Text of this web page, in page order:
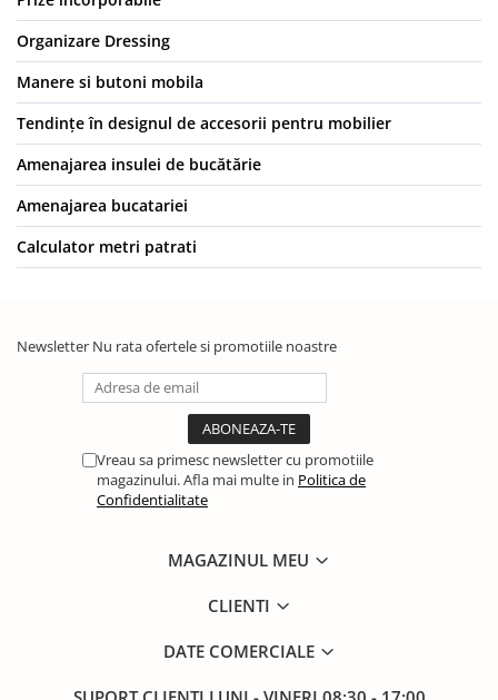
Organizare Dressing
Manere si butoni mobila
Tendințe în designul de accesorii pentru mobilier
Amenajarea insulei de bucătărie
Amenajarea bucatariei
Calculator metri patrati
Newsletter Nu rata ofertele si promotiile noastre
Vreau sa primesc newsletter cu promotiile
magazinului. Afla mai multe in Politica de
Confidentialitate
MAGAZINUL MEU
CLIENTI
DATE COMERCIALE